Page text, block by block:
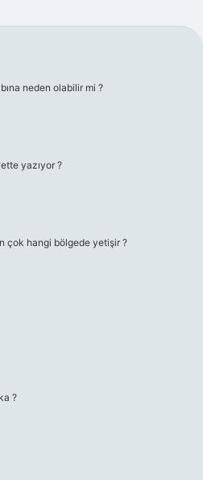
neden olabilir mi ?
yazıyor ?
çok hangi bölgede yetişir ?
?